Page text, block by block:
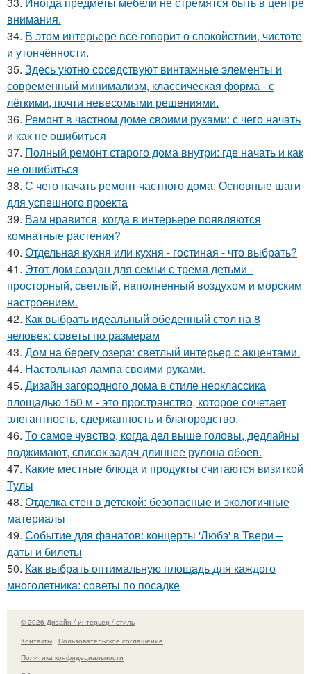
внимания.
34. В этом интерьере всё говорит о спокойствии, чистоте
и утончённости.
35. Здесь уютно соседствуют винтажные элементы и
современный минимализм, классическая форма - с
лёгкими, почти невесомыми решениями.
36. Ремонт в частном доме своими руками: с чего начать
и как не ошибиться
37. Полный ремонт старого дома внутри: где начать и как
не ошибиться
38. С чего начать ремонт частного дома: Основные шаги
для успешного проекта
39. Вам нравится, когда в интерьере появляются
комнатные растения?
40. Отдельная кухня или кухня - гостиная - что выбрать?
41. Этот дом создан для семьи с тремя детьми -
просторный, светлый, наполненный воздухом и морским
настроением.
42. Как выбрать идеальный обеденный стол на 8
человек: советы по размерам
43. Дом на берегу озера: светлый интерьер с акцентами.
44. Настольная лампа своими руками.
45. Дизайн загородного дома в стиле неоклассика
площадью 150 м - это пространство, которое сочетает
элегантность, сдержанность и благородство.
46. То самое чувство, когда дел выше головы, дедлайны
поджимают, список задач длиннее рулона обоев.
47. Какие местные блюда и продукты считаются визиткой
Тулы
48. Отделка стен в детской: безопасные и экологичные
материалы
49. Событие для фанатов: концерты 'Любэ' в Твери –
даты и билеты
50. Как выбрать оптимальную площадь для каждого
многолетника: советы по посадке
© 2026 Дизайн / интерьер / стиль
Контакты
Пользовательское соглашение
Политика конфидециальности